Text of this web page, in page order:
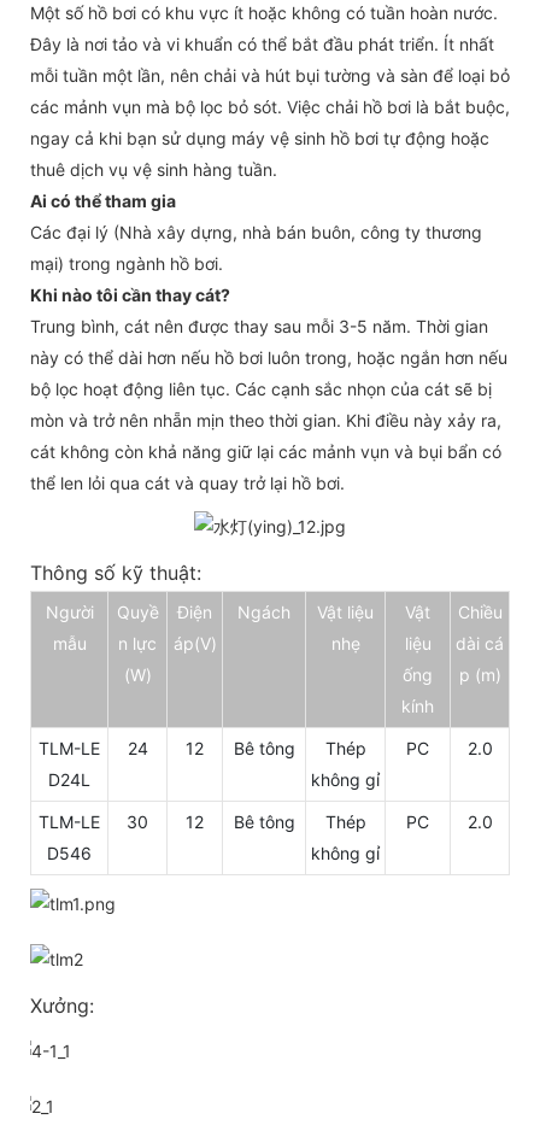
Một số hồ bơi có khu vực ít hoặc không có tuần hoàn nước.
Đây là nơi tảo và vi khuẩn có thể bắt đầu phát triển. Ít nhất
mỗi tuần một lần, nên chải và hút bụi tường và sàn để loại bỏ
các mảnh vụn mà bộ lọc bỏ sót. Việc chải hồ bơi là bắt buộc,
ngay cả khi bạn sử dụng máy vệ sinh hồ bơi tự động hoặc
thuê dịch vụ vệ sinh hàng tuần.
Ai có thể tham gia
Các đại lý (Nhà xây dựng, nhà bán buôn, công ty thương
mại) trong ngành hồ bơi.
Khi nào tôi cần thay cát?
Trung bình, cát nên được thay sau mỗi 3-5 năm. Thời gian
này có thể dài hơn nếu hồ bơi luôn trong, hoặc ngắn hơn nếu
bộ lọc hoạt động liên tục. Các cạnh sắc nhọn của cát sẽ bị
mòn và trở nên nhẵn mịn theo thời gian. Khi điều này xảy ra,
cát không còn khả năng giữ lại các mảnh vụn và bụi bẩn có
thể len ​​lỏi qua cát và quay trở lại hồ bơi.
Thông số kỹ thuật:
Người
mẫu
Quyề
n lực
(W)
Điện
áp(V)
Ngách
Vật liệu
nhẹ
Vật
liệu
ống
kính
Chiều
dài cá
p (m)
TLM-LE
D24L
24 12 Bê tông
Thép
không gỉ
PC 2.0
TLM-LE
D546
30 12 Bê tông
Thép
không gỉ
PC 2.0
Xưởng: